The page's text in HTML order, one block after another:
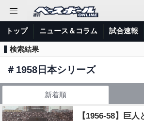
トップ ニュース＆コラム 試合速報
検索結果
＃ 1958日本シリーズ
新着順
【1956-58】巨